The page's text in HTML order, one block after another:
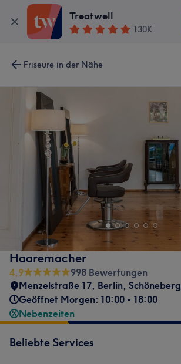
Treatwell
130K
Friseure in der Nähe
Haaremacher
4,9
998 Bewertungen
Menzelstraße 17, Berlin, Schöneberg
Geöffnet Morgen: 10:00 - 18:00
Nebenzeiten
Beliebte Services